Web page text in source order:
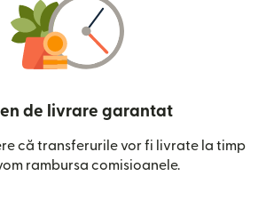
de livrare garantat
că transferurile vor fi livrate la timp
rambursa comisioanele.